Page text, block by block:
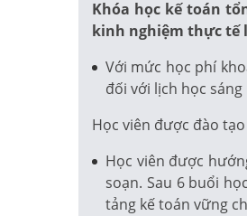
Khóa học kế toán
kinh nghiệm thực tế
Với mức học phí
đối với lịch học
Học viên được đào
Học viên được
soạn. Sau 6 buổi
tảng kế toán vững